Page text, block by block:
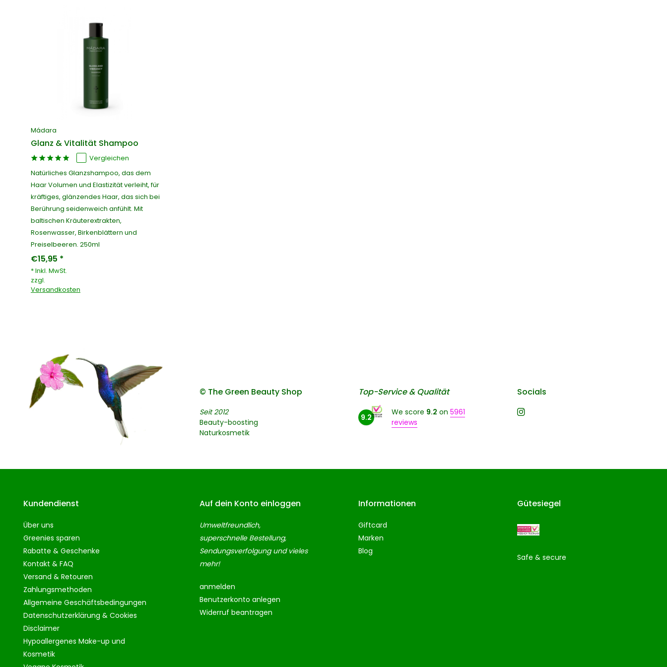
Mádara
Glanz & Vitalität Shampoo
Vergleichen
Natürliches Glanzshampoo, das dem
Haar Volumen und Elastizität verleiht, für
kräftiges, glänzendes Haar, das sich bei
Berührung seidenweich anfühlt. Mit
baltischen Kräuterextrakten,
Rosenwasser, Birkenblättern und
Preiselbeeren. 250ml
€15,95 *
* Inkl. MwSt.
zzgl.
Versandkosten
© The Green Beauty Shop
Seit 2012
Beauty-boosting
Naturkosmetik
Top-Service & Qualität
9.2
We score 9.2 on 5961
reviews
Socials
Kundendienst
Über uns
Greenies sparen
Rabatte & Geschenke
Kontakt & FAQ
Versand & Retouren
Zahlungsmethoden
Allgemeine Geschäftsbedingungen
Datenschutzerklärung & Cookies
Disclaimer
Hypoallergenes Make-up und
Kosmetik
Auf dein Konto einloggen
Umweltfreundlich,
superschnelle Bestellung,
Sendungsverfolgung und vieles
mehr!
anmelden
Benutzerkonto anlegen
Widerruf beantragen
Informationen
Giftcard
Marken
Blog
Gütesiegel
Safe & secure